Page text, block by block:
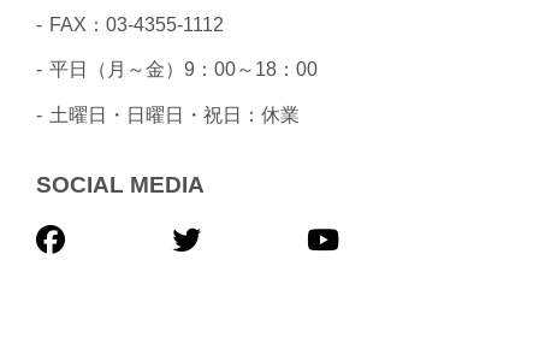
FAX：03-4355-1112
平日（月～金）9：00～18：00
土曜日・日曜日・祝日：休業
SOCIAL MEDIA